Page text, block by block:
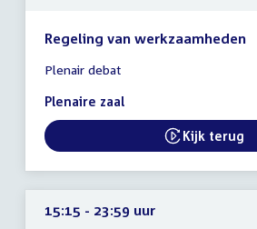
Regeling van werkzaamheden
vergadering
15:00
23:59
uur
Plenair debat
Plenaire zaal
External
Kijk terug
15:15 - 23:59 uur